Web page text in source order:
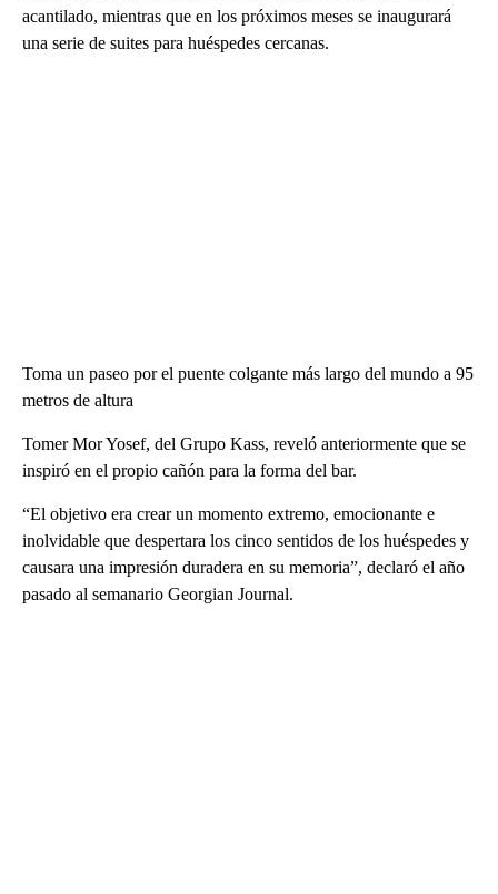
acantilado, mientras que en los próximos meses se inaugurará
una serie de suites para huéspedes cercanas.
Toma un paseo por el puente colgante más largo del mundo a 95
metros de altura
Tomer Mor Yosef, del Grupo Kass, reveló anteriormente que se
inspiró en el propio cañón para la forma del bar.
“El objetivo era crear un momento extremo, emocionante e
inolvidable que despertara los cinco sentidos de los huéspedes y
causara una impresión duradera en su memoria”, declaró el año
pasado al semanario Georgian Journal.